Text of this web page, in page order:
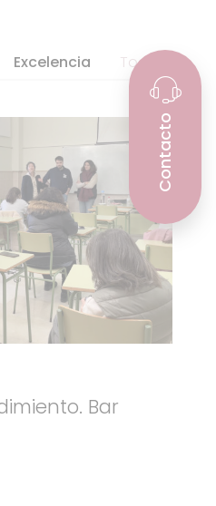
Excelencia Todas
Bar
Contacto